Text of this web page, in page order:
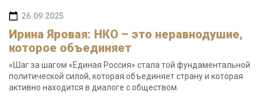
26.09.2025
Ирина Яровая: НКО – это неравнодушие,
которое объединяет
«Шаг за шагом «Единая Россия» стала той фундаментальной
политической силой, которая объединяет страну и которая
активно находится в диалоге с обществом.